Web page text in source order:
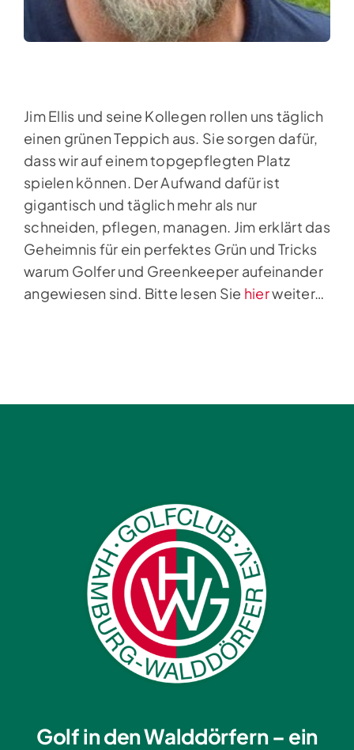
Jim Ellis und seine Kollegen rollen uns täglich
einen grünen Teppich aus. Sie sorgen dafür,
dass wir auf einem topgepflegten Platz
spielen können. Der Aufwand dafür ist
gigantisch und täglich mehr als nur
schneiden, pflegen, managen. Jim erklärt das
Geheimnis für ein perfektes Grün und Tricks
warum Golfer und Greenkeeper aufeinander
angewiesen sind. Bitte lesen Sie hierweiter…
Golf in den Walddörfern – ein